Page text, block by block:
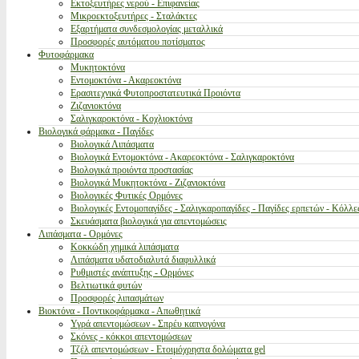
Εκτοξευτήρες νερού - Επιφανείας
Μικροεκτοξευτήρες - Σταλάκτες
Εξαρτήματα συνδεσμολογίας μεταλλικά
Προσφορές αυτόματου ποτίσματος
Φυτοφάρμακα
Μυκητοκτόνα
Εντομοκτόνα - Ακαρεοκτόνα
Ερασιτεχνικά Φυτοπροστατευτικά Προιόντα
Ζιζανιοκτόνα
Σαλιγκαροκτόνα - Κοχλιοκτόνα
Βιολογικά φάρμακα - Παγίδες
Βιολογικά Λιπάσματα
Βιολογικά Εντομοκτόνα - Ακαρεοκτόνα - Σαλιγκαροκτόνα
Βιολογικά προιόντα προστασίας
Βιολογικά Μυκητοκτόνα - Ζιζανιοκτόνα
Βιολογικές Φυτικές Ορμόνες
Βιολογικές Εντομοπαγίδες - Σαλιγκαροπαγίδες - Παγίδες ερπετών -
Σκευάσματα βιολογικά για απεντομώσεις
Λιπάσματα - Ορμόνες
Κοκκώδη χημικά λιπάσματα
Λιπάσματα υδατοδιαλυτά διαφυλλικά
Ρυθμιστές ανάπτυξης - Ορμόνες
Βελτιωτικά φυτών
Προσφορές λιπασμάτων
Βιοκτόνα - Ποντικοφάρμακα - Απωθητικά
Υγρά απεντομώσεων - Σπρέυ καπνογόνα
Σκόνες - κόκκοι απεντομώσεων
Τζέλ απεντομώσεων - Ετοιμόχρηστα δολώματα gel